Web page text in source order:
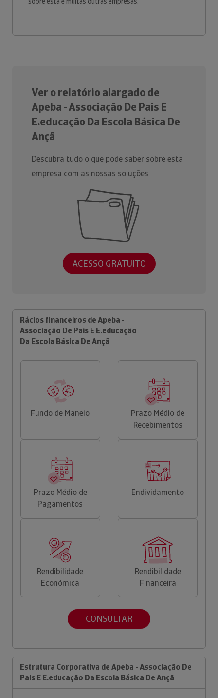
Ver o relatório alargado de
Apeba - Associação De Pais E
E.educação Da Escola Básica De
Ançã
Descubra tudo o que pode saber sobre esta
empresa com as nossas soluções
ACESSO GRATUITO
Rácios financeiros de Apeba -
Associação De Pais E E.educação
Da Escola Básica De Ançã
Fundo de Maneio
Prazo Médio de
Recebimentos
Prazo Médio de
Pagamentos
Endividamento
Rendibilidade
Económica
Rendibilidade
Financeira
CONSULTAR
Estrutura Corporativa de Apeba - Associação De
Pais E E.educação Da Escola Básica De Ançã